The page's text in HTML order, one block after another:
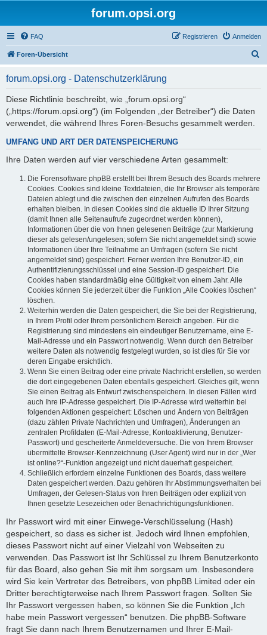
forum.opsi.org
FAQ Anmelden
Registrieren
Foren-Übersicht
forum.opsi.org - Datenschutzerklärung
Diese Richtlinie beschreibt, wie „forum.opsi.org“
(„https://forum.opsi.org“) (im Folgenden „der Betreiber“) die Daten
verwendet, die während Ihres Foren-Besuchs gesammelt werden.
UMFANG UND ART DER DATENSPEICHERUNG
Ihre Daten werden auf vier verschiedene Arten gesammelt:
Die Forensoftware phpBB erstellt bei Ihrem Besuch des Boards mehrere
Cookies. Cookies sind kleine Textdateien, die Ihr Browser als temporäre
Dateien ablegt und die zwischen den einzelnen Aufrufen des Boards
erhalten bleiben. In diesen Cookies sind die aktuelle ID Ihrer Sitzung
(damit Ihnen alle Seitenaufrufe zugeordnet werden können),
Informationen über die von Ihnen gelesenen Beiträge (zur Markierung
dieser als gelesen/ungelesen; sofern Sie nicht angemeldet sind) sowie
Informationen über Ihre Teilnahme an Umfragen (sofern Sie nicht
angemeldet sind) gespeichert. Ferner werden Ihre Benutzer-ID, ein
Authentifizierungsschlüssel und eine Session-ID gespeichert. Die
Cookies haben standardmäßig eine Gültigkeit von einem Jahr. Alle
Cookies können Sie jederzeit über die Funktion „Alle Cookies löschen“
löschen.
Weiterhin werden die Daten gespeichert, die Sie bei der Registrierung,
in Ihrem Profil oder Ihrem persönlichem Bereich angeben. Für die
Registrierung sind mindestens ein eindeutiger Benutzername, eine E-
Mail-Adresse und ein Passwort notwendig. Wenn durch den Betreiber
weitere Daten als notwendig festgelegt wurden, so ist dies für Sie vor
deren Eingabe ersichtlich.
Wenn Sie einen Beitrag oder eine private Nachricht erstellen, so werden
die dort eingegebenen Daten ebenfalls gespeichert. Gleiches gilt, wenn
Sie einen Beitrag als Entwurf zwischenspeichern. In diesen Fällen wird
auch Ihre IP-Adresse gespeichert. Die IP-Adresse wird weiterhin bei
folgenden Aktionen gespeichert: Löschen und Ändern von Beiträgen
(dazu zählen Private Nachrichten und Umfragen), Änderungen an
zentralen Profildaten (E-Mail-Adresse, Kontoaktivierung, Benutzer-
Passwort) und gescheiterte Anmeldeversuche. Die von Ihrem Browser
übermittelte Browser-Kennzeichnung (User Agent) wird nur in der „Wer
ist online?“-Funktion angezeigt und nicht dauerhaft gespeichert.
Schließlich erfordern einzelne Funktionen des Boards, dass weitere
Daten gespeichert werden. Dazu gehören Ihr Abstimmungsverhalten bei
Umfragen, der Gelesen-Status von Ihren Beiträgen oder explizit von
Ihnen gesetzte Lesezeichen oder Benachrichtigungsfunktionen.
Ihr Passwort wird mit einer Einwege-Verschlüsselung (Hash)
gespeichert, so dass es sicher ist. Jedoch wird Ihnen empfohlen,
dieses Passwort nicht auf einer Vielzahl von Webseiten zu
verwenden. Das Passwort ist Ihr Schlüssel zu Ihrem Benutzerkonto
für das Board, also gehen Sie mit ihm sorgsam um. Insbesondere
wird Sie kein Vertreter des Betreibers, von phpBB Limited oder ein
Dritter berechtigterweise nach Ihrem Passwort fragen. Sollten Sie
Ihr Passwort vergessen haben, so können Sie die Funktion „Ich
habe mein Passwort vergessen“ benutzen. Die phpBB-Software
fragt Sie dann nach Ihrem Benutzernamen und Ihrer E-Mail-